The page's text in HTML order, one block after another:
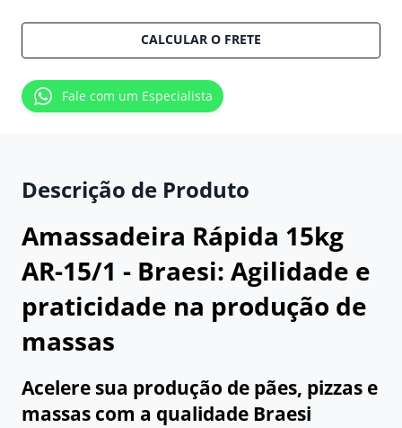
CALCULAR O FRETE
Fale com um Especialista
Descrição de Produto
Amassadeira Rápida 15kg
AR-15/1 - Braesi: Agilidade e
praticidade na produção de
massas
Acelere sua produção de pães, pizzas e
massas com a qualidade Braesi